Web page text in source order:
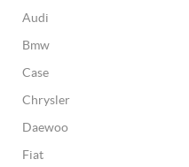
Audi
Bmw
Case
Chrysler
Daewoo
Fiat